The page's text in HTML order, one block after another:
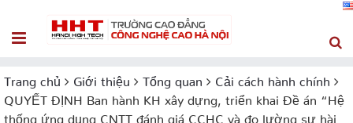
Trang chủ Giới thiệu Tổng quan
Cải cách hành chính
QUYẾT ĐỊNH Ban hành KH xây dựng, triển khai Đề án “Hệ
thống ứng dụng CNTT đánh giá CCHC và đo lường sự hài